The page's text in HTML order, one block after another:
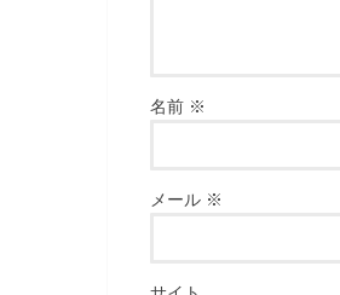
名前 ※
メール ※